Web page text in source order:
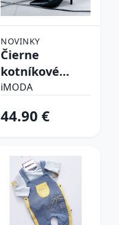
NOVINKY
Čierne
kotníkové
čižmy
iMODA
44.90 €